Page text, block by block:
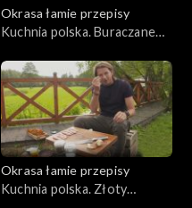
Okrasa łamie przepisy
Kuchnia polska. Buraczane
Okrasa łamie przepisy
Kuchnia polska. Złoty